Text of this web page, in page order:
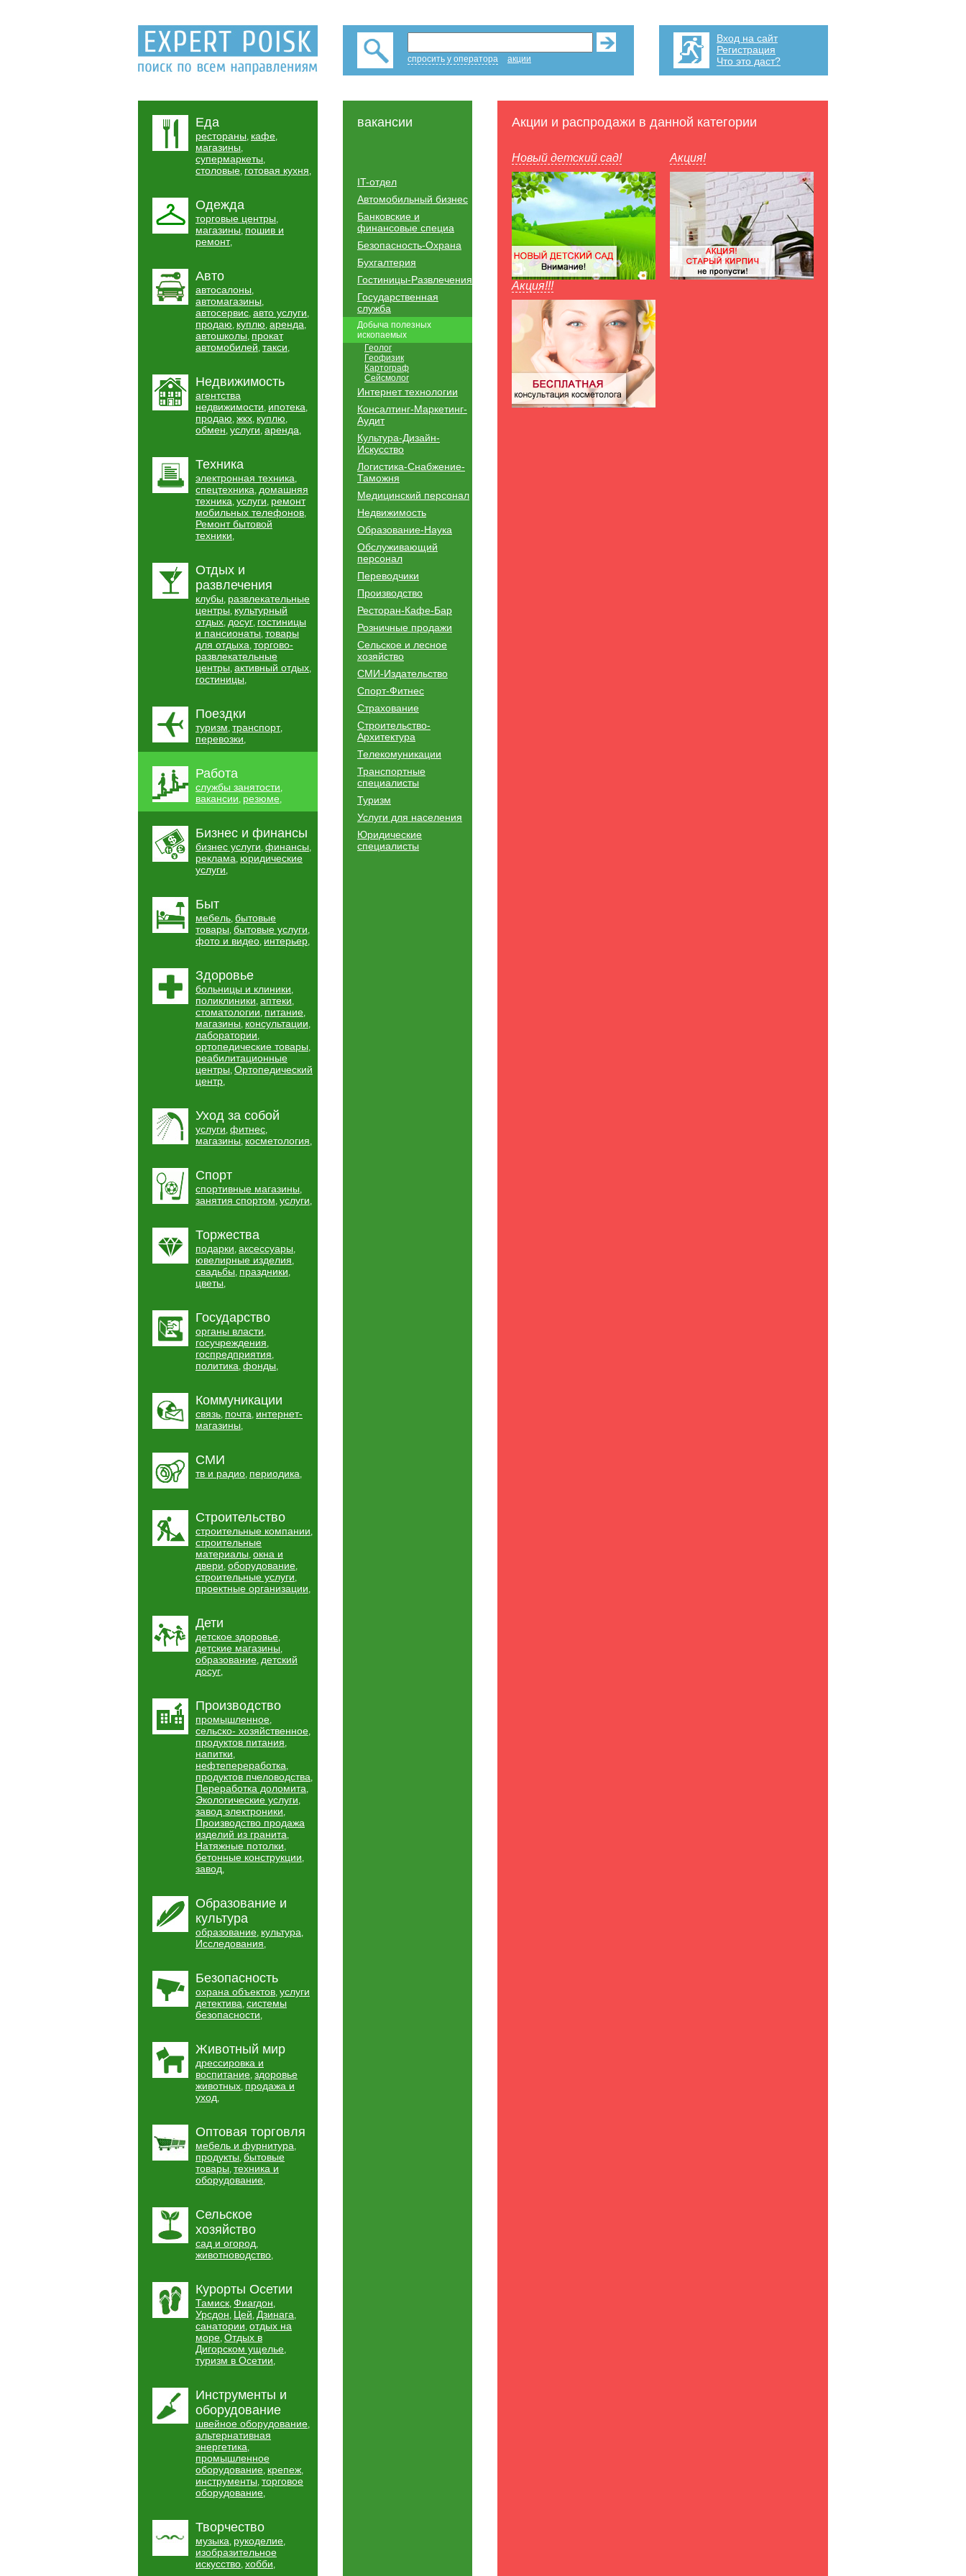
спросить у оператора акции
Вход на сайт
Регистрация
Что это даст?
Еда
рестораны, кафе,
магазины,
супермаркеты,
столовые, готовая кухня,
Одежда
торговые центры,
магазины, пошив и
ремонт,
Авто
автосалоны,
автомагазины,
автосервис, авто услуги,
продаю, куплю, аренда,
автошколы, прокат
автомобилей, такси,
Недвижимость
агентства
недвижимости, ипотека,
продаю, жкх, куплю,
обмен, услуги, аренда,
Техника
электронная техника,
спецтехника, домашняя
техника, услуги, ремонт
мобильных телефонов,
Ремонт бытовой
техники,
Отдых и
развлечения
клубы, развлекательные
центры, культурный
отдых, досуг, гостиницы
и пансионаты, товары
для отдыха, торгово-
развлекательные
центры, активный отдых,
гостиницы,
Поездки
туризм, транспорт,
перевозки,
Работа
службы занятости,
вакансии, резюме,
Бизнес и финансы
бизнес услуги, финансы,
реклама, юридические
услуги,
Быт
мебель, бытовые
товары, бытовые услуги,
фото и видео, интерьер,
Здоровье
больницы и клиники,
поликлиники, аптеки,
стоматологии, питание,
магазины, консультации,
лаборатории,
ортопедические товары,
реабилитационные
центры, Ортопедический
центр,
Уход за собой
услуги, фитнес,
магазины, косметология,
Спорт
спортивные магазины,
занятия спортом, услуги,
Торжества
подарки, аксессуары,
ювелирные изделия,
свадьбы, праздники,
цветы,
Государство
органы власти,
госучреждения,
госпредприятия,
политика, фонды,
Коммуникации
связь, почта, интернет-
магазины,
СМИ
тв и радио, периодика,
Строительство
строительные компании,
строительные
материалы, окна и
двери, оборудование,
строительные услуги,
проектные организации,
Дети
детское здоровье,
детские магазины,
образование, детский
досуг,
Производство
промышленное,
сельско- хозяйственное,
продуктов питания,
напитки,
нефтепереработка,
продуктов пчеловодства,
Переработка доломита,
Экологические услуги,
завод электроники,
Производство продажа
изделий из гранита,
Натяжные потолки,
бетонные конструкции,
завод,
Образование и
культура
образование, культура,
Исследования,
Безопасность
охрана объектов, услуги
детектива, системы
безопасности,
Животный мир
дрессировка и
воспитание, здоровье
животных, продажа и
уход,
Оптовая торговля
мебель и фурнитура,
продукты, бытовые
товары, техника и
оборудование,
Сельское
хозяйство
сад и огород,
животноводство,
Курорты Осетии
Тамиск, Фиагдон,
Урсдон, Цей, Дзинага,
санатории, отдых на
море, Отдых в
Дигорском ущелье,
туризм в Осетии,
Инструменты и
оборудование
швейное оборудование,
альтернативная
энергетика,
промышленное
оборудование, крепеж,
инструменты, торговое
оборудование,
Творчество
музыка, рукоделие,
изобразительное
искусство, хобби,
вакансии
IT-отдел
Автомобильный бизнес
Банковские и
финансовые специа
Безопасность-Охрана
Бухгалтерия
Гостиницы-Развлечения
Государственная
служба
Добыча полезных
ископаемых
Геолог
Геофизик
Картограф
Сейсмолог
Интернет технологии
Консалтинг-Маркетинг-
Аудит
Культура-Дизайн-
Искусство
Логистика-Снабжение-
Таможня
Медицинский персонал
Недвижимость
Образование-Наука
Обслуживающий
персонал
Переводчики
Производство
Ресторан-Кафе-Бар
Розничные продажи
Сельское и лесное
хозяйство
СМИ-Издательство
Спорт-Фитнес
Страхование
Строительство-
Архитектура
Телекомуникации
Транспортные
специалисты
Туризм
Услуги для населения
Юридические
специалисты
Акции и распродажи в данной категории
Новый детский сад! Акция!
Акция!!!